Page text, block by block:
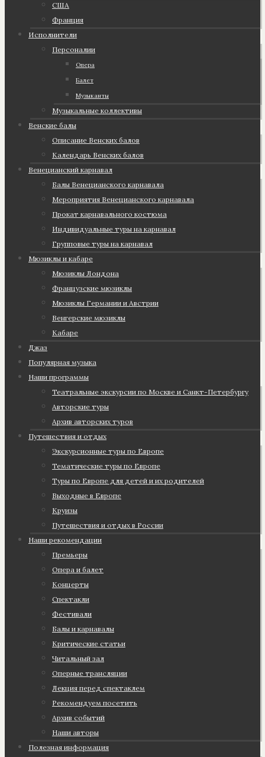
США
Франция
Исполнители
Персоналии
Опера
Балет
Музыканты
Музыкальные коллективы
Венские балы
Описание Венских балов
Календарь Венских балов
Венецианский карнавал
Балы Венецианского карнавала
Мероприятия Венецианского карнавала
Прокат карнавального костюма
Индивидуальные туры на карнавал
Групповые туры на карнавал
Мюзиклы и кабаре
Мюзиклы Лондона
Французские мюзиклы
Мюзиклы Германии и Австрии
Венгерские мюзиклы
Кабаре
Джаз
Популярная музыка
Наши программы
Театральные экскурсии по Москве и Санкт-Петербургу
Авторские туры
Архив авторских туров
Путешествия и отдых
Экскурсионные туры по Европе
Тематические туры по Европе
Туры по Европе для детей и их родителей
Выходные в Европе
Круизы
Путешествия и отдых в России
Наши рекомендации
Премьеры
Опера и балет
Концерты
Спектакли
Фестивали
Балы и карнавалы
Критические статьи
Читальный зал
Оперные трансляции
Лекция перед спектаклем
Рекомендуем посетить
Архив событий
Наши авторы
Полезная информация